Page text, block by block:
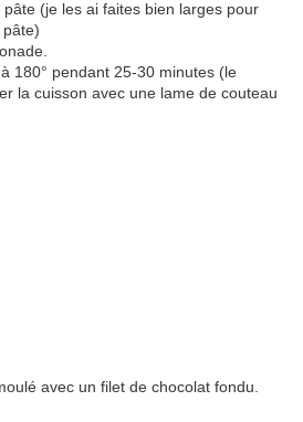
(je les ai faites bien larges pour
180° pendant 25-30 minutes (le
la cuisson avec une lame de couteau
avec un filet de chocolat fondu.